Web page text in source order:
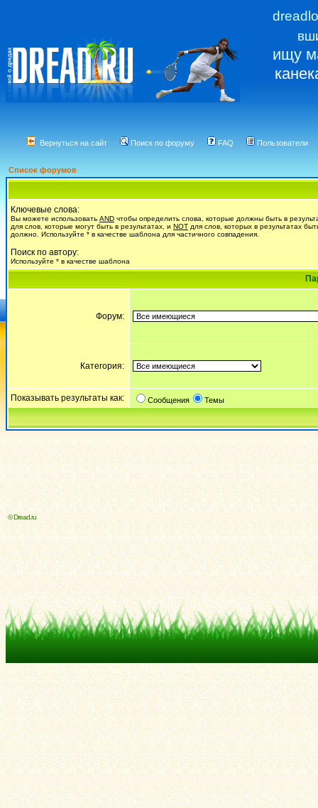
ищу
Вернуться на сайт Поиск по форуму FAQ Пользователи
Список форумов
Ключевые слова:
Вы можете использовать AND чтобы определить слова, которые должны быть в
для слов, которые могут быть в результатах, и NOT для слов, которых в результатах
должно. Используйте * в качестве шаблона для частичного совпадения.
Поиск по автору:
Используйте * в качестве шаблона
Форум:
Категория:
Показывать результаты как: Сообщения Темы
© Dread.ru